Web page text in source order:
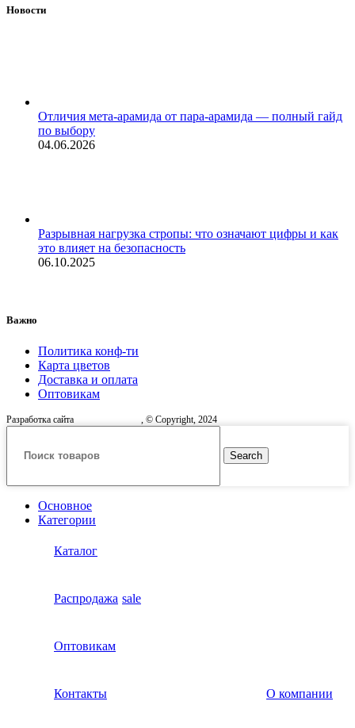
Новости
Отличия мета-арамида от пара-арамида — полный гайд
по выбору
04.06.2026
Разрывная нагрузка стропы: что означают цифры и как
это влияет на безопасность
06.10.2025
Важно
Политика конф-ти
Карта цветов
Доставка и оплата
Оптовикам
Разработка сайта , © Copyright, 2024
Search
Основное
Категории
Каталог
Распродажа sale
Оптовикам
Контакты О компании